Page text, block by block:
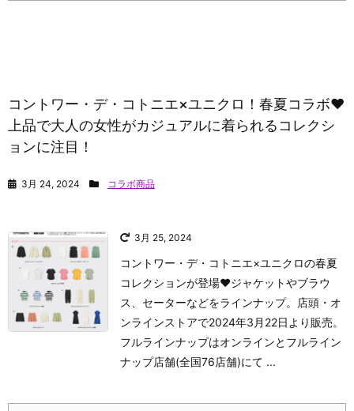
コントワー・デ・コトニエ×ユニクロ！春夏コラボ♥
上品で大人の女性がカジュアルに着られるコレクシ
ョンに注目！
3月 24, 2024 コラボ商品
3月 25, 2024
コントワー・デ・コトニエ×ユニクロの春夏
コレクションが登場♥ジャケットやブラウ
ス、セーターなどをラインナップ。店頭・オ
ンラインストアで2024年3月22日より販売。
フルラインナップはオンラインとフルライン
ナップ店舗(全国76店舗)にて ...